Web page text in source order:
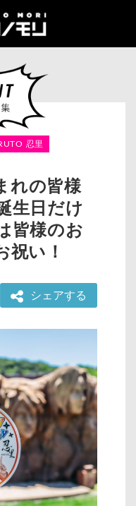
忍里
れの皆様
生日だけ
皆様のお
祝い！
シェアする